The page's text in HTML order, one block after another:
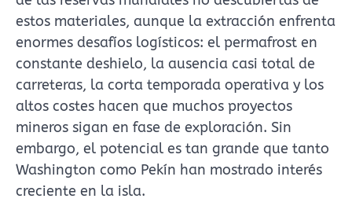
estos materiales, aunque la extracción enfrenta
enormes desafíos logísticos: el permafrost en
constante deshielo, la ausencia casi total de
carreteras, la corta temporada operativa y los
altos costes hacen que muchos proyectos
mineros sigan en fase de exploración. Sin
embargo, el potencial es tan grande que tanto
Washington como Pekín han mostrado interés
creciente en la isla.